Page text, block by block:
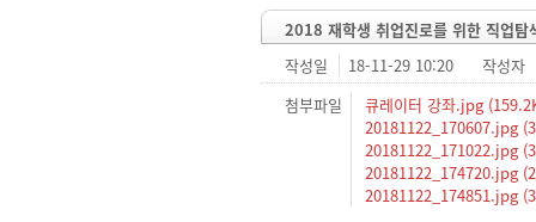
2018 재학생 취업진로를 위한 직업탐
작성일
18-11-29 10:20
작성자
첨부파일
큐레이터 강좌.jpg
20181122_170607.jpg
20181122_171022.jpg
20181122_174720.jpg
20181122_174851.jpg